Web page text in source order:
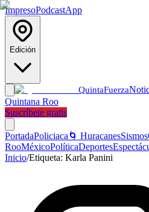
ImpresoPodcastApp
Edición
QuintaFuerza
Quintana Roo
Suscríbete gratis
PortadaPoliciaca 🌀 HuracanesSismos
RooMéxicoPolíticaDeportes
Inicio/Etiqueta: Karla Panini